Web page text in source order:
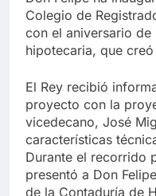
Colegio de
con el aniversario
hipotecaria, que
El Rey recibió
proyecto con la
vicedecano, José
características
Durante el recorrido
presentó a Don
de la Contaduría de